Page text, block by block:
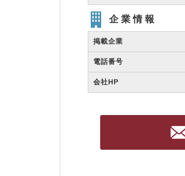
企業情報
掲載企業
電話番号
会社HP